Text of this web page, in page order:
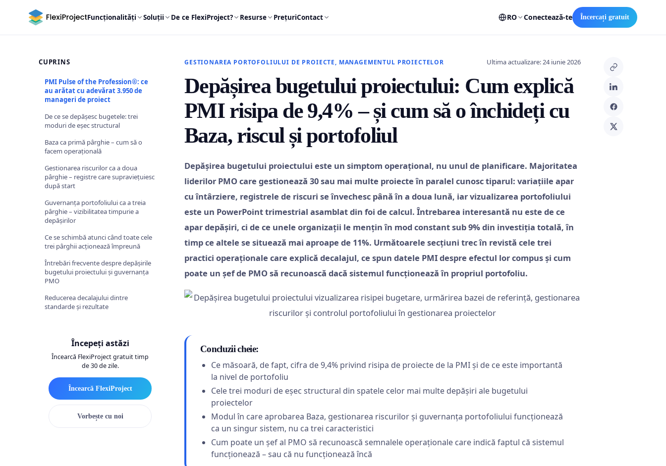
Funcționalități Soluții De ce FlexiProject? Resurse PrețuriContact RO Conectează-te Încercați gratuit
CUPRINS
PMI Pulse of the Profession®: ce
au arătat cu adevărat 3.950 de
manageri de proiect
De ce se depășesc bugetele: trei
moduri de eșec structural
Baza ca primă pârghie – cum să o
facem operațională
Gestionarea riscurilor ca a doua
pârghie – registre care supraviețuiesc
după start
Guvernanța portofoliului ca a treia
pârghie – vizibilitatea timpurie a
depășirilor
Ce se schimbă atunci când toate cele
trei pârghii acționează împreună
Întrebări frecvente despre depășirile
bugetului proiectului și guvernanța
PMO
Reducerea decalajului dintre
standarde și rezultate
Începeți astăzi
Încearcă FlexiProject gratuit timp
de 30 de zile.
Încearcă FlexiProject
Vorbește cu noi
GESTIONAREA PORTOFOLIULUI DE PROIECTE, MANAGEMENTUL PROIECTELOR Ultima actualizare: 24 iunie 2026
Depășirea bugetului proiectului: Cum explică
PMI risipa de 9,4% – și cum să o închideți cu
Baza, riscul și portofoliul
Depășirea bugetului proiectului este un simptom operațional, nu unul de planificare. Majoritatea
liderilor PMO care gestionează 30 sau mai multe proiecte în paralel cunosc tiparul: variațiile apar
cu întârziere, registrele de riscuri se învechesc până în a doua lună, iar vizualizarea portofoliului
este un PowerPoint trimestrial asamblat din foi de calcul. Întrebarea interesantă nu este de ce
apar depășiri, ci de ce unele organizații le mențin în mod constant sub 9% din investiția totală, în
timp ce altele se situează mai aproape de 11%. Următoarele secțiuni trec în revistă cele trei
practici operaționale care explică decalajul, ce spun datele PMI despre efectul lor compus și cum
poate un șef de PMO să recunoască dacă sistemul funcționează în propriul portofoliu.
Concluzii cheie:
Ce măsoară, de fapt, cifra de 9,4% privind risipa de proiecte de la PMI și de ce este importantă
la nivel de portofoliu
Cele trei moduri de eșec structural din spatele celor mai multe depășiri ale bugetului
proiectelor
Modul în care aprobarea Baza, gestionarea riscurilor și guvernanța portofoliului funcționează
ca un singur sistem, nu ca trei caracteristici
Cum poate un șef al PMO să recunoască semnalele operaționale care indică faptul că sistemul
funcționează – sau că nu funcționează încă